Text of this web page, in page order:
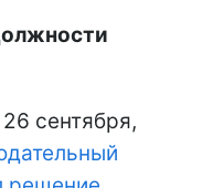
сентября,